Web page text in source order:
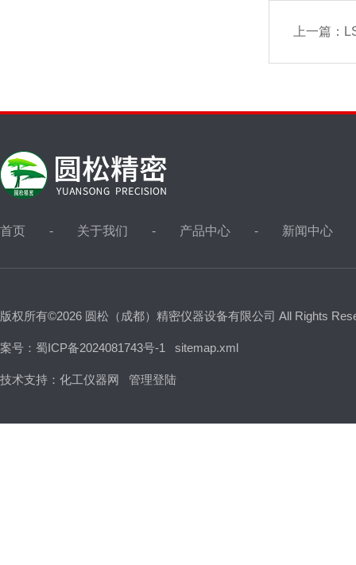
上一篇：
首页 关于我们 产品中心 新闻中心
版权所有©2026 圆松（成都）精密仪器设备有限公司 All Rights
案号：蜀ICP备2024081743号-1 sitemap.xml
技术支持： 化工仪器网 管理登陆